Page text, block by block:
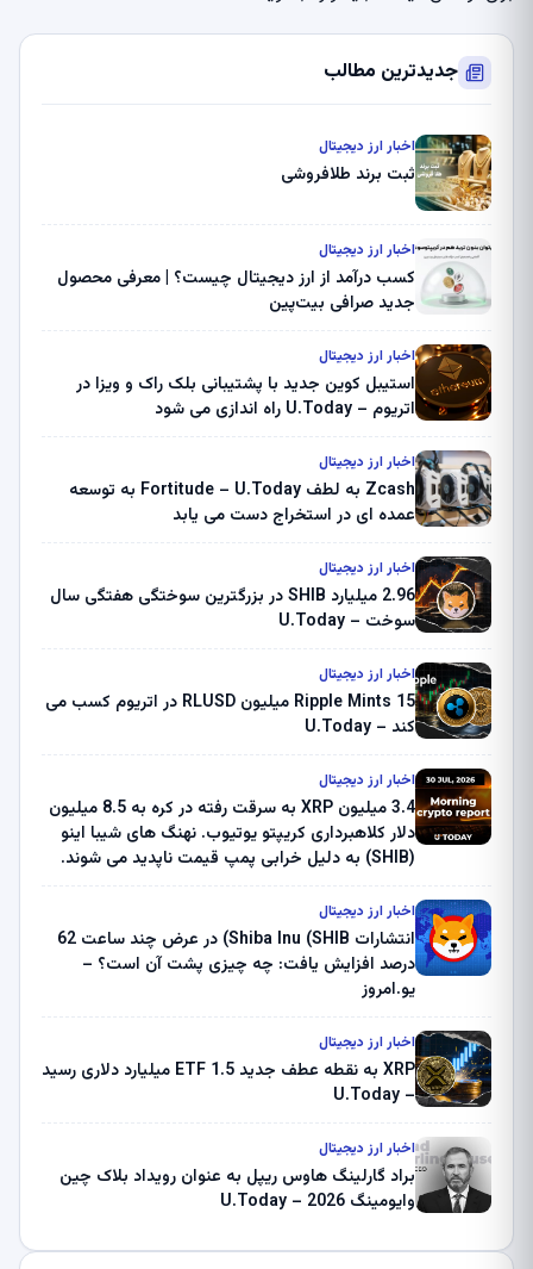
جدیدترین مطالب
اخبار ارز دیجیتال
ثبت برند طلافروشی
اخبار ارز دیجیتال
کسب درآمد از ارز دیجیتال چیست؟ | معرفی محصول
جدید صرافی بیت‌پین
اخبار ارز دیجیتال
استیبل کوین جدید با پشتیبانی بلک راک و ویزا در
اتریوم – U.Today راه اندازی می شود
اخبار ارز دیجیتال
Zcash به لطف Fortitude – U.Today به توسعه
عمده ای در استخراج دست می یابد
اخبار ارز دیجیتال
2.96 میلیارد SHIB در بزرگترین سوختگی هفتگی سال
سوخت – U.Today
اخبار ارز دیجیتال
Ripple Mints 15 میلیون RLUSD در اتریوم کسب می
کند – U.Today
اخبار ارز دیجیتال
3.4 میلیون XRP به سرقت رفته در کره به 8.5 میلیون
دلار کلاهبرداری کریپتو یوتیوب. نهنگ های شیبا اینو
(SHIB) به دلیل خرابی پمپ قیمت ناپدید می شوند.
ثبت کرد – گزارش کریپتو صبح – U.Today
اخبار ارز دیجیتال
انتشارات Shiba Inu (SHIB) در عرض چند ساعت 62
درصد افزایش یافت: چه چیزی پشت آن است؟ –
یو.امروز
اخبار ارز دیجیتال
XRP به نقطه عطف جدید ETF 1.5 میلیارد دلاری رسید
– U.Today
اخبار ارز دیجیتال
براد گارلینگ هاوس ریپل به عنوان رویداد بلاک چین
وایومینگ 2026 – U.Today